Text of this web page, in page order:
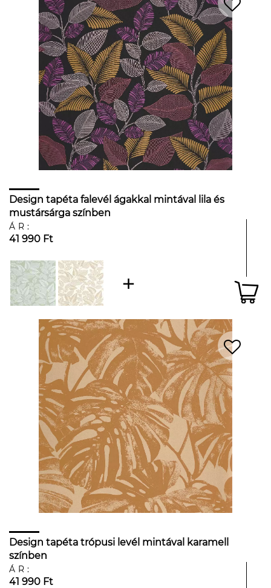
Design tapéta falevél ágakkal mintával lila és
mustársárga színben
ÁR:
41 990 Ft
Design tapéta trópusi levél mintával karamell
színben
ÁR:
41 990 Ft